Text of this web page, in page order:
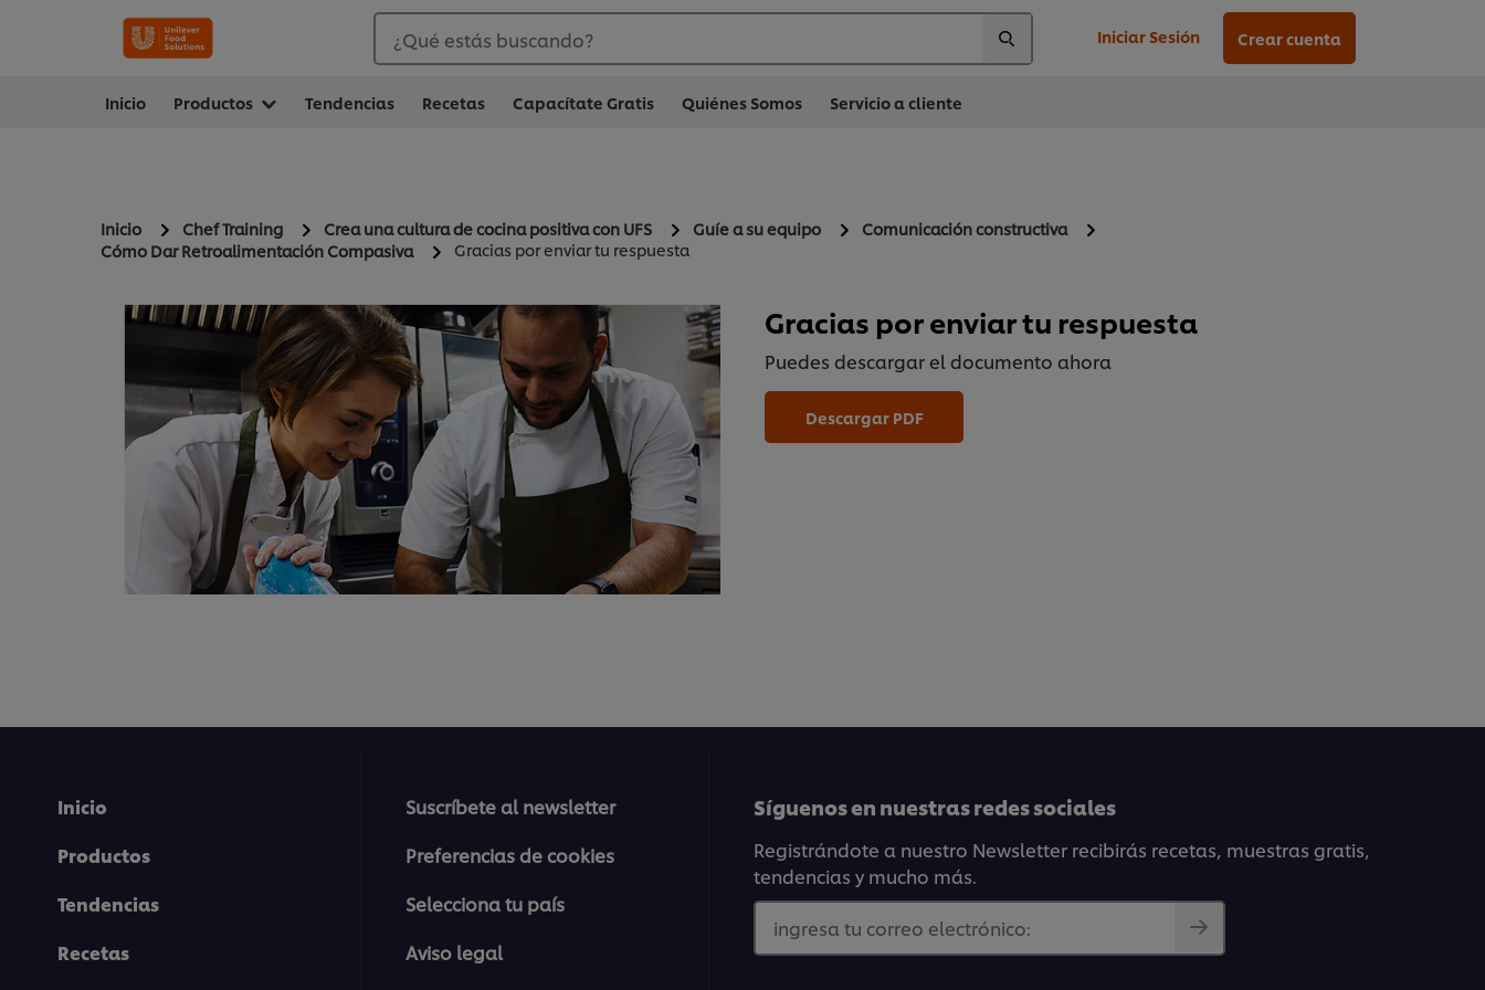
¿Qué estás buscando? Iniciar Sesión Crear cuenta
Inicio Productos Tendencias Recetas Capacítate Gratis Quiénes Somos Servicio a cliente
Inicio Chef Training Crea una cultura de cocina positiva con UFS Guíe a su equipo
Comunicación constructiva
Cómo Dar Retroalimentación Compasiva
Gracias por enviar tu respuesta
Gracias por enviar tu respuesta
Puedes descargar el documento ahora
Descargar PDF
Inicio
Productos
Tendencias
Recetas
Suscríbete al newsletter
Preferencias de cookies
Selecciona tu país
Aviso legal
Síguenos en nuestras redes sociales
Registrándote a nuestro Newsletter recibirás recetas, muestras gratis,
tendencias y mucho más.
ingresa tu correo electrónico: